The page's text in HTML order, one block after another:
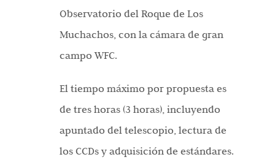
Observatorio del Roque de Los
Muchachos, con la cámara de gran
campo WFC.
El tiempo máximo por propuesta es
de tres horas (3 horas), incluyendo
apuntado del telescopio, lectura de
los CCDs y adquisición de estándares.